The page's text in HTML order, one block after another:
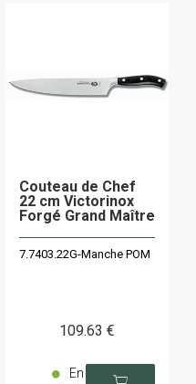
Couteau de Chef
22 cm Victorinox
Forgé Grand Maître
7.7403.22G-Manche POM
109.63 €
En